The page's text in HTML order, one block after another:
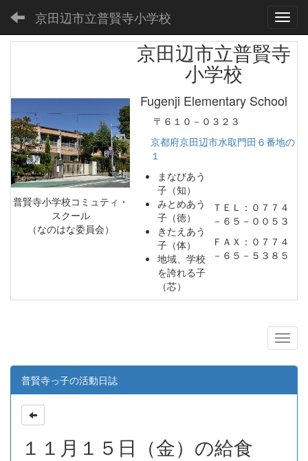
京田辺市立普賢寺小学校
普賢寺小学校コミュティ・
スクール
（なのはな委員会）
京田辺市立普賢寺
小学校
Fugenji Elementary School
〒６１０－０３２３
京都府京田辺市水取門田６番地の
１
まなびあう
子（知）
みとめあう
子（徳）
きたえあう
子（体）
地域、学校
を誇れる子
（芯）
ＴＥＬ：０７７４
－６５－００５３
ＦＡＸ：０７７４
－６５－５３８５
普賢寺っ子の活動日誌
１１月１５日（金）の給食